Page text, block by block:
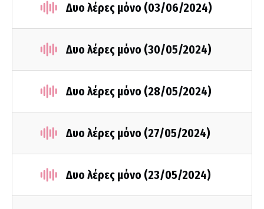
Δυο λέρες μόνο (03/06/2024)
Δυο λέρες μόνο (30/05/2024)
Δυο λέρες μόνο (28/05/2024)
Δυο λέρες μόνο (27/05/2024)
Δυο λέρες μόνο (23/05/2024)